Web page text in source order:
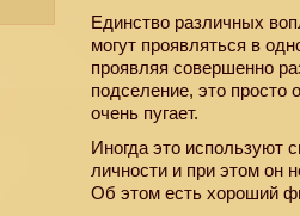
Единство различных
могут проявляться в
проявляя совершенно
подселение, это
очень пугает.
Иногда это используют
личности и при этом он
Об этом есть хороший